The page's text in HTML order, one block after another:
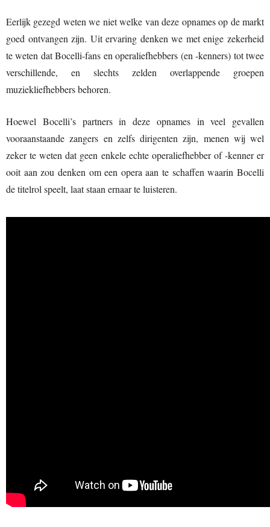
Eerlijk gezegd weten we niet welke van deze opnames op de markt
goed ontvangen zijn. Uit ervaring denken we met enige zekerheid
te weten dat Bocelli-fans en operaliefhebbers (en -kenners) tot twee
verschillende, en slechts zelden overlappende groepen
muziekliefhebbers behoren.
Hoewel Bocelli’s partners in deze opnames in veel gevallen
vooraanstaande zangers en zelfs dirigenten zijn, menen wij wel
zeker te weten dat geen enkele echte operaliefhebber of -kenner er
ooit aan zou denken om een opera aan te schaffen waarin Bocelli
de titelrol speelt, laat staan ernaar te luisteren.